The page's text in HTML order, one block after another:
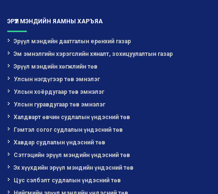
ЭРҮҮЛ МЭНДИЙН ЯАМНЫ ХАРЪЯА
Эрүүл мэндийн даатгалын ерөнхий газар
Эм эмнэлгийн хэрэгслийн хяналт, зохицуулалтын газар
Эрүүл мэндийн хөгжлийн төв
Улсын нэгдүгээр төв эмнэлэг
Улсын хоёрдугаар төв эмнэлэг
Улсын гуравдугаар төв эмнэлэг
Халдварт өвчин судлалын үндэсний төв
Гэмтэл согог судлалын үндэсний төв
Хавдар судлалын үндэсний төв
Сэтгэцийн эрүүл мэндийн үндэсний төв
Эх хүүхдийн эрүүл мэндийн үндэсний төв
Цус сэлбэлт судлалын үндэсний төв